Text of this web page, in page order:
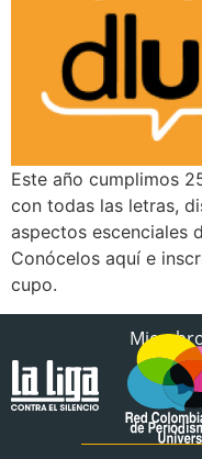
Este año cumplimos
con todas las letras,
aspectos escenciales
Conócelos aquí e
cupo.